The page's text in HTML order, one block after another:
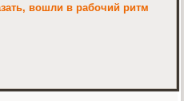
вошли в рабочий ритм